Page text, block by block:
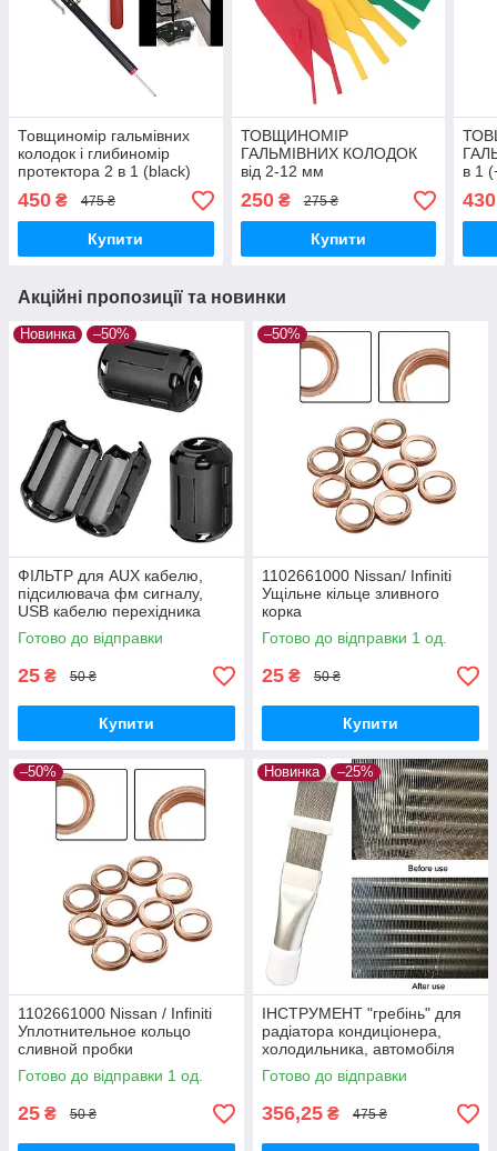
Товщиномір гальмівних
колодок і глибиномір
протектора 2 в 1 (black)
450 ₴ 475 ₴
Купити
ТОВЩИНОМІР
ГАЛЬМІВНИХ КОЛОДОК
від 2-12 мм
250₴ 275 ₴
Купити
в 1
430
Акційні пропозиції та новинки
Новинка –50%
ФІЛЬТР для AUX кабелю,
підсилювача фм сигналу,
USB кабелю перехідника
Готово до відправки
25 ₴ 50 ₴
Купити
–50%
1102661000 Nissan/ Infiniti
Ущільне кільце зливного
корка
Готово до відправки 1 од.
25 ₴ 50 ₴
Купити
–50%
1102661000 Nissan / Infiniti
Уплотнительное кольцо
сливной пробки
Готово до відправки 1 од.
25 ₴ 50 ₴
Новинка –25%
ІНСТРУМЕНТ "гребінь" для
радіатора кондиціонера,
холодильника, автомобіля
(очищення, ремонт)
Готово до відправки
356,25 ₴ 475 ₴